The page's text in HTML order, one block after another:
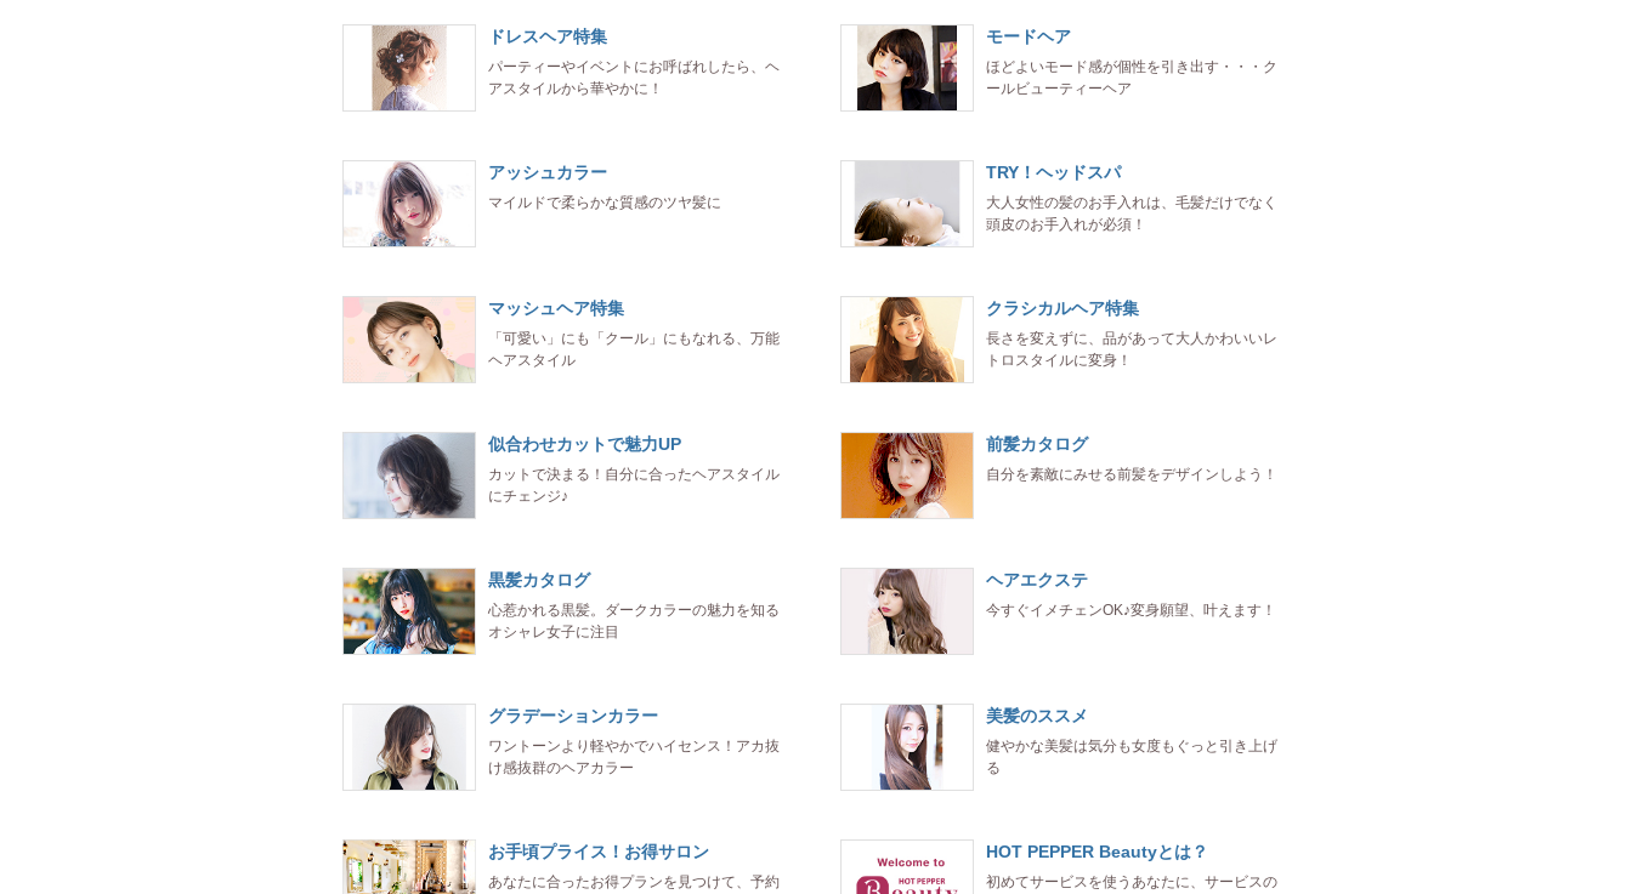
ドレスヘア特集
パーティーやイベントにお呼ばれしたら、ヘ
アスタイルから華やかに！
モードヘア
ほどよいモード感が個性を引き出す・・・ク
ールビューティーヘア
アッシュカラー
マイルドで柔らかな質感のツヤ髪に
TRY！ヘッドスパ
大人女性の髪のお手入れは、毛髪だけでなく
頭皮のお手入れが必須！
マッシュヘア特集
「可愛い」にも「クール」にもなれる、万能
ヘアスタイル
クラシカルヘア特集
長さを変えずに、品があって大人かわいいレ
トロスタイルに変身！
似合わせカットで魅力UP
カットで決まる！自分に合ったヘアスタイル
にチェンジ♪
前髪カタログ
自分を素敵にみせる前髪をデザインしよう！
黒髪カタログ
心惹かれる黒髪。ダークカラーの魅力を知る
オシャレ女子に注目
ヘアエクステ
今すぐイメチェンOK♪変身願望、叶えます！
グラデーションカラー
ワントーンより軽やかでハイセンス！アカ抜
け感抜群のヘアカラー
美髪のススメ
健やかな美髪は気分も女度もぐっと引き上げ
る
お手頃プライス！お得サロン
あなたに合ったお得プランを見つけて、予約
HOT PEPPER Beautyとは？
初めてサービスを使うあなたに、サービスの